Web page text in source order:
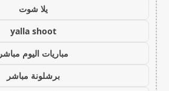
يلا شوت
yalla shoot
مباريات اليوم مباشر
برشلونة مباشر